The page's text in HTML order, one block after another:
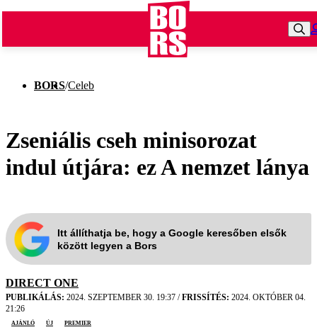
BORS/Celeb
Zseniális cseh minisorozat
indul útjára: ez A nemzet lánya
Itt állíthatja be, hogy a Google keresőben elsők
között legyen a Bors
DIRECT ONE
PUBLIKÁLÁS: 2024. SZEPTEMBER 30. 19:37 /FRISSÍTÉS: 2024. OKTÓBER 04.
21:26
ajánló
új premier